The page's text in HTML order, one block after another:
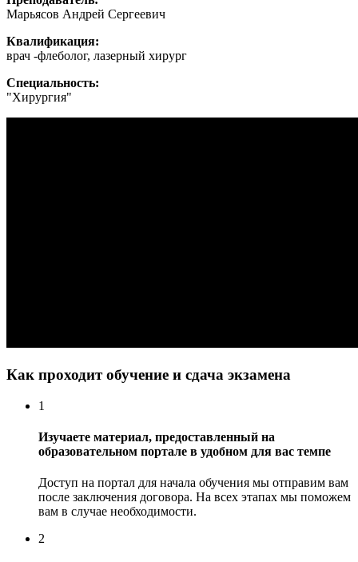
Марьясов Андрей Сергеевич
Квалификация:
врач -флеболог, лазерный хирург
Специальность:
"Хирургия"
Как проходит обучение и сдача экзамена
1
Изучаете материал, предоставленный на
образовательном портале в удобном для вас темпе
Доступ на портал для начала обучения мы отправим вам
после заключения договора. На всех этапах мы поможем
вам в случае необходимости.
2